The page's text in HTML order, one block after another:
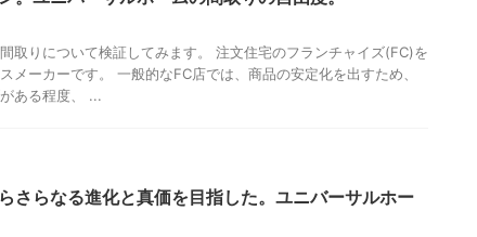
取りについて検証してみます。 注文住宅のフランチャイズ(FC)を
メーカーです。 一般的なFC店では、商品の安定化を出すため、
ある程度、 ...
さらなる進化と真価を目指した。ユニバーサルホー